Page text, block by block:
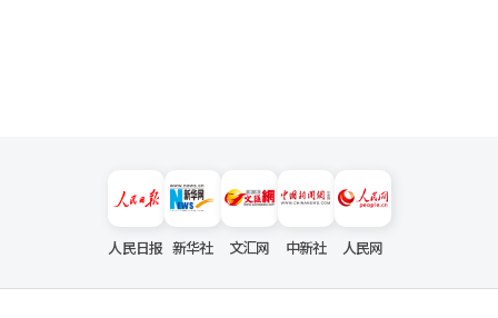
人民日报 新华社 文汇网 中新社 人民网